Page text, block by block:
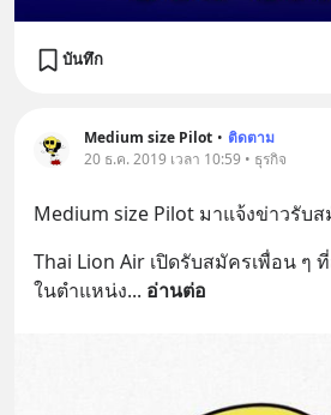
บันทึก
Medium size Pilot • ติดตาม
20 ธ.ค. 2019 เวลา 10:59 • ธุรกิจ
Medium size Pilot มาแจ้งข่าวรับ
Thai Lion Air เปิดรับสมัครเพื่อน ๆ
ในตำแหน่ง... อ่านต่อ